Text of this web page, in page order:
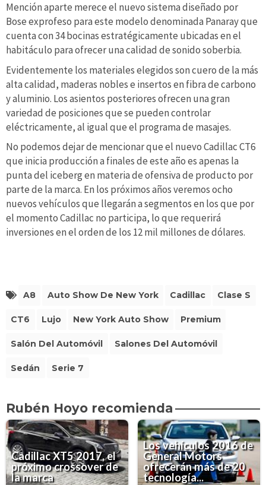
Mención aparte merece el nuevo sistema diseñado por
Bose exprofeso para este modelo denominada Panaray que
cuenta con 34 bocinas estratégicamente ubicadas en el
habitáculo para ofrecer una calidad de sonido soberbia.
Evidentemente los materiales elegidos son cuero de la más
alta calidad, maderas nobles e insertos en fibra de carbono
y aluminio. Los asientos posteriores ofrecen una gran
variedad de posiciones que se pueden controlar
eléctricamente, al igual que el programa de masajes.
No podemos dejar de mencionar que el nuevo Cadillac CT6
que inicia producción a finales de este año es apenas la
punta del iceberg en materia de ofensiva de producto por
parte de la marca. En los próximos años veremos ocho
nuevos vehículos que llegarán a segmentos en los que por
el momento Cadillac no participa, lo que requerirá
inversiones en el orden de los 12 mil millones de dólares.
A8 Auto Show De New York Cadillac Clase S
CT6 Lujo New York Auto Show Premium
Salón Del Automóvil Salones Del Automóvil
Sedán Serie 7
Rubén Hoyo recomienda
Cadillac XT5 2017, el
próximo crossover de
la marca
Los vehículos 2016 de
General Motors
ofrecerán más de 20
tecnología...